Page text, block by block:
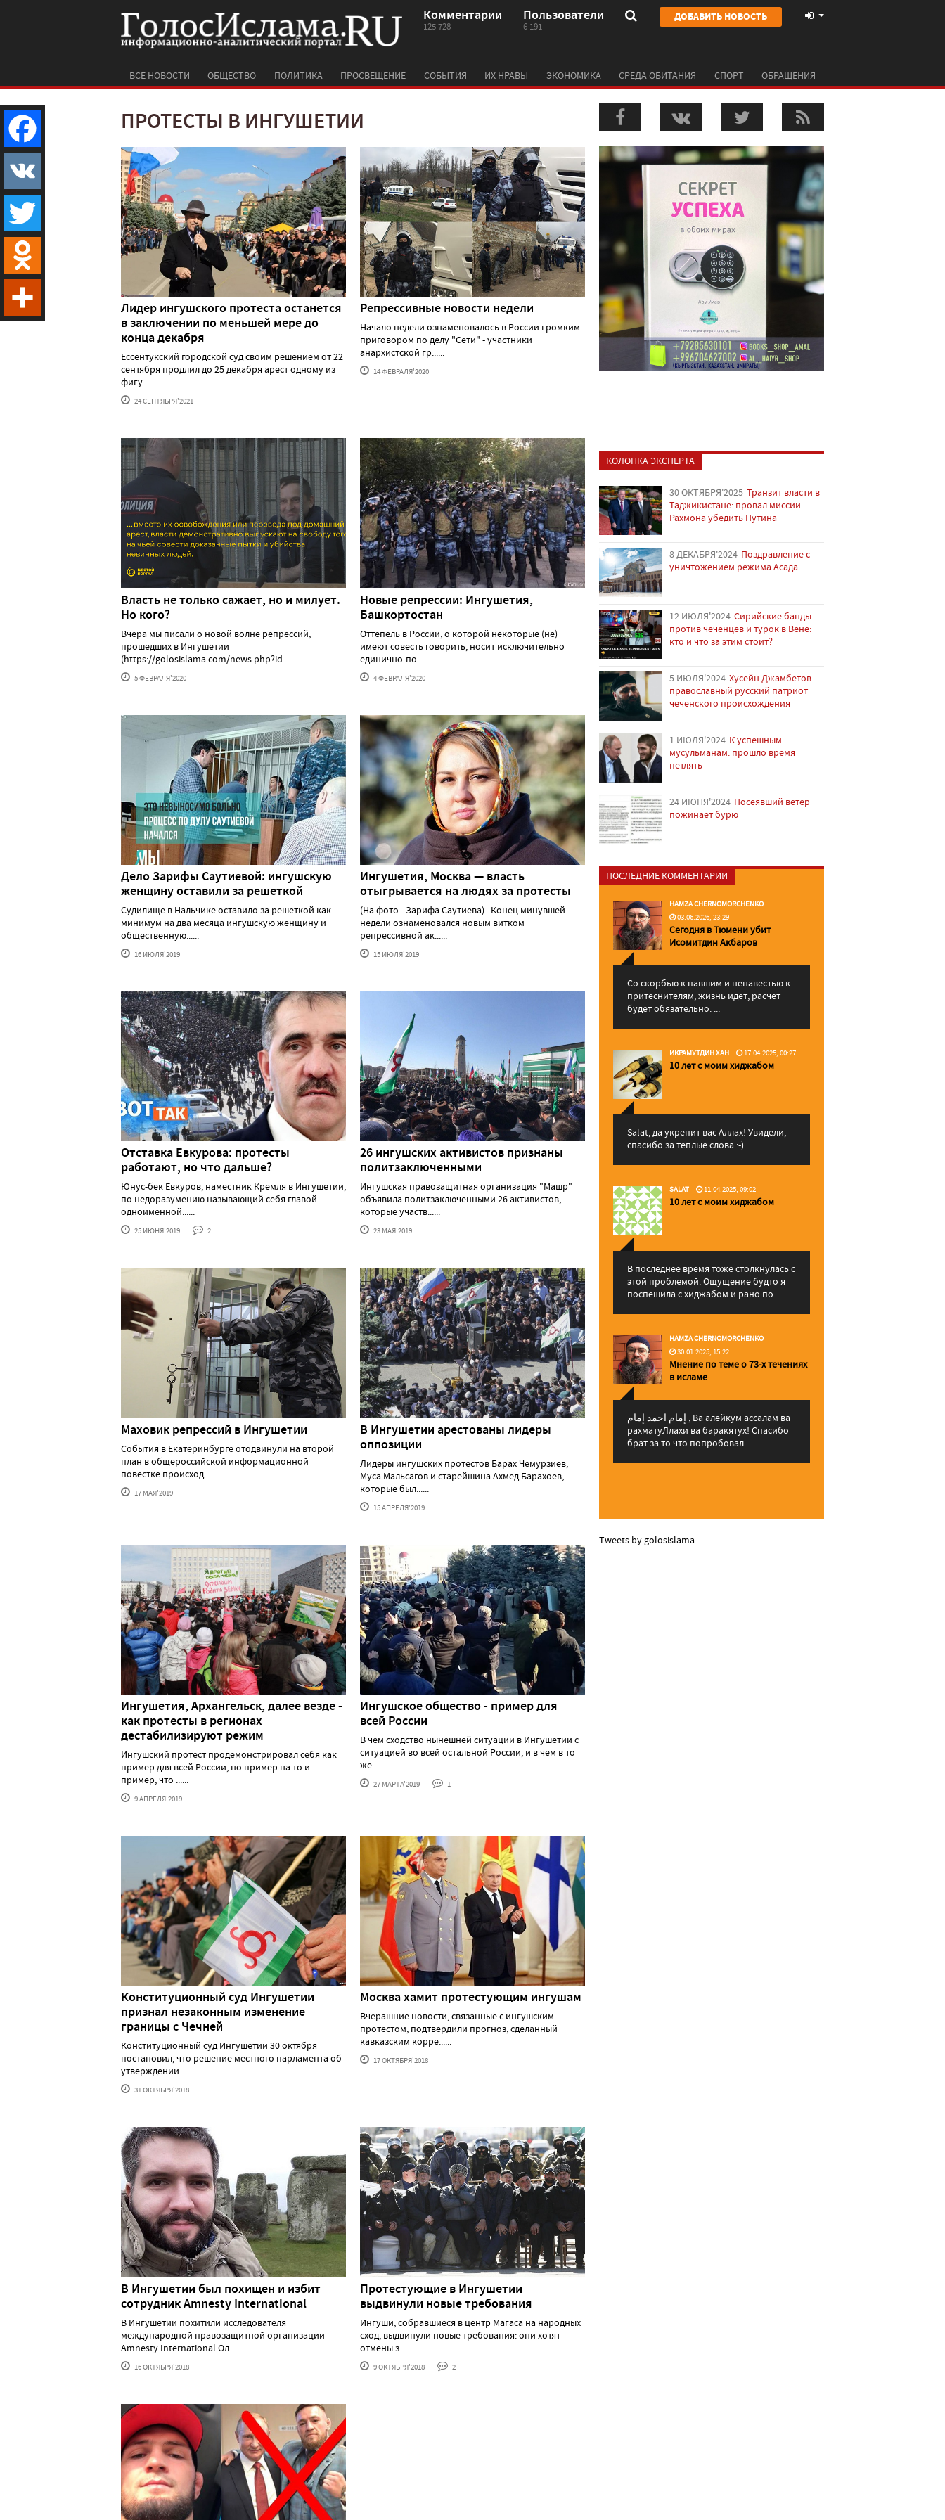
Комментарии
125 728
Пользователи
6 191
ДОБАВИТЬ НОВОСТЬ
ВСЕ НОВОСТИ ОБЩЕСТВО ПОЛИТИКА ПРОСВЕЩЕНИЕ СОБЫТИЯ ИХ НРАВЫ ЭКОНОМИКА СРЕДА ОБИТАНИЯ СПОРТ ОБРАЩЕНИЯ
ПРОТЕСТЫ В ИНГУШЕТИИ
Лидер ингушского протеста останется
в заключении по меньшей мере до
конца декабря
Ессентукский городской суд своим решением от 22
сентября продлил до 25 декабря арест одному из
фигу......
24 СЕНТЯБРЯ'2021
Репрессивные новости недели
Начало недели ознаменовалось в России громким
приговором по делу "Сети" - участники
анархистской гр......
14 ФЕВРАЛЯ'2020
Власть не только сажает, но и милует.
Но кого?
Вчера мы писали о новой волне репрессий,
прошедших в Ингушетии
(https://golosislama.com/news.php?id......
5 ФЕВРАЛЯ'2020
Новые репрессии: Ингушетия,
Башкортостан
Оттепель в России, о которой некоторые (не)
имеют совесть говорить, носит исключительно
единично-по......
4 ФЕВРАЛЯ'2020
Дело Зарифы Саутиевой: ингушскую
женщину оставили за решеткой
Судилище в Нальчике оставило за решеткой как
минимум на два месяца ингушскую женщину и
общественную......
16 ИЮЛЯ'2019
Ингушетия, Москва — власть
отыгрывается на людях за протесты
(На фото - Зарифа Саутиева) Конец минувшей
недели ознаменовался новым витком
репрессивной ак......
15 ИЮЛЯ'2019
Отставка Евкурова: протесты
работают, но что дальше?
Юнус-бек Евкуров, наместник Кремля в Ингушетии,
по недоразумению называющий себя главой
одноименной......
25 ИЮНЯ'2019 2
26 ингушских активистов признаны
политзаключенными
Ингушская правозащитная организация "Машр"
объявила политзаключенными 26 активистов,
которые участв......
23 МАЯ'2019
Маховик репрессий в Ингушетии
События в Екатеринбурге отодвинули на второй
план в общероссийской информационной
повестке происход......
17 МАЯ'2019
В Ингушетии арестованы лидеры
оппозиции
Лидеры ингушских протестов Барах Чемурзиев,
Муса Мальсагов и старейшина Ахмед Барахоев,
которые был......
15 АПРЕЛЯ'2019
Ингушетия, Архангельск, далее везде -
как протесты в регионах
дестабилизируют режим
Ингушский протест продемонстрировал себя как
пример для всей России, но пример на то и
пример, что ......
9 АПРЕЛЯ'2019
Ингушское общество - пример для
всей России
В чем сходство нынешней ситуации в Ингушетии с
ситуацией во всей остальной России, и в чем в то
же ......
27 МАРТА'2019 1
Конституционный суд Ингушетии
признал незаконным изменение
границы с Чечней
Конституционный суд Ингушетии 30 октября
постановил, что решение местного парламента об
утверждении......
31 ОКТЯБРЯ'2018
Москва хамит протестующим ингушам
Вчерашние новости, связанные с ингушским
протестом, подтвердили прогноз, сделанный
кавказским корре......
17 ОКТЯБРЯ'2018
В Ингушетии был похищен и избит
сотрудник Amnesty International
В Ингушетии похитили исследователя
международной правозащитной организации
Amnesty International Ол......
16 ОКТЯБРЯ'2018
Протестующие в Ингушетии
выдвинули новые требования
Ингуши, собравшиеся в центр Магаса на народных
сход, выдвинули новые требования: они хотят
отмены з......
9 ОКТЯБРЯ'2018 2
КОЛОНКА ЭКСПЕРТА
30 ОКТЯБРЯ'2025 Транзит власти в
Таджикистане: провал миссии
Рахмона убедить Путина
8 ДЕКАБРЯ'2024 Поздравление с
уничтожением режима Асада
12 ИЮЛЯ'2024 Сирийские банды
против чеченцев и турок в Вене:
кто и что за этим стоит?
5 ИЮЛЯ'2024 Хусейн Джамбетов -
православный русский патриот
чеченского происхождения
1 ИЮЛЯ'2024 К успешным
мусульманам: прошло время
петлять
24 ИЮНЯ'2024 Посеявший ветер
пожинает бурю
ПОСЛЕДНИЕ КОММЕНТАРИИ
HAMZA CHERNOMORCHENKO
03.06.2026, 23:29
Сегодня в Тюмени убит
Исомитдин Акбаров
Со скорбью к павшим и ненавестью к
притеснителям, жизнь идет, расчет
будет обязательно. ...
ИКРАМУТДИН ХАН 17.04.2025, 00:27
10 лет с моим хиджабом
Salat, да укрепит вас Аллаx! Увидели,
спасибо за теплые слова :-)...
SALAT 11.04.2025, 09:02
10 лет с моим хиджабом
В последнее время тоже столкнулась с
этой проблемой. Ощущение будто я
поспешила с хиджабом и рано по...
HAMZA CHERNOMORCHENKO
30.01.2025, 15:22
Мнение по теме о 73-х течениях
в исламе
إمام احمد إمام , Ва алейкум ассалам ва
рахматуЛлахи ва баракятух! Спасибо
брат за то что попробовал ...
Tweets by golosislama
Facebook
VK
Twitter
Odnoklassniki